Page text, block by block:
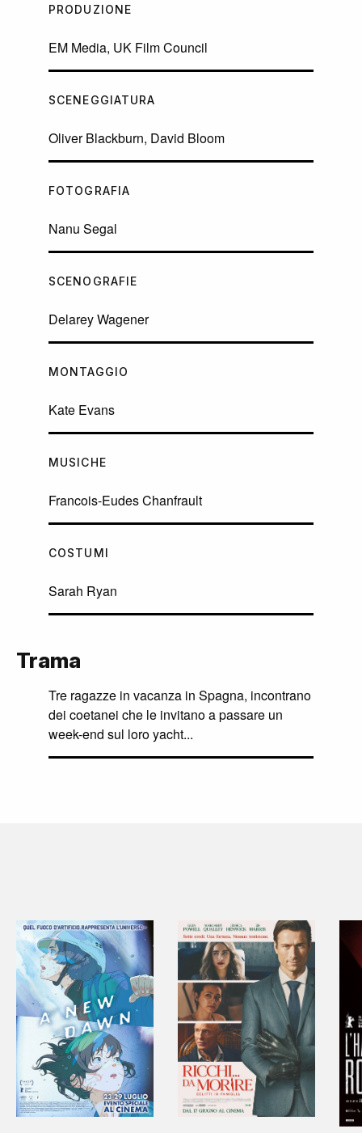
PRODUZIONE
EM Media, UK Film Council
SCENEGGIATURA
Oliver Blackburn, David Bloom
FOTOGRAFIA
Nanu Segal
SCENOGRAFIE
Delarey Wagener
MONTAGGIO
Kate Evans
MUSICHE
Francois-Eudes Chanfrault
COSTUMI
Sarah Ryan
Trama
Tre ragazze in vacanza in Spagna, incontrano
dei coetanei che le invitano a passare un
week-end sul loro yacht...